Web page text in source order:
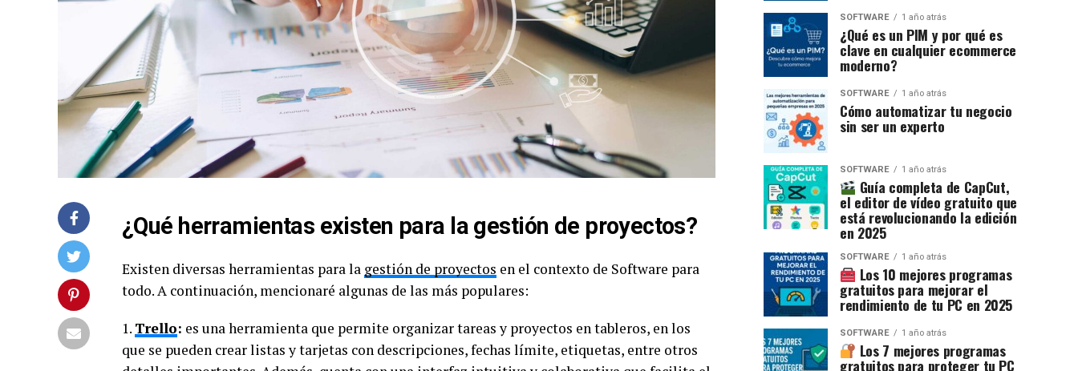
¿Qué herramientas existen para la gestión de proyectos?
Existen diversas herramientas para la gestión de proyectos en el contexto de Software para
todo. A continuación, mencionaré algunas de las más populares:
1. Trello: es una herramienta que permite organizar tareas y proyectos en tableros, en los
que se pueden crear listas y tarjetas con descripciones, fechas límite, etiquetas, entre otros
SOFTWARE 1 año atrás
¿Qué es un PIM y por qué es
clave en cualquier ecommerce
moderno?
SOFTWARE 1 año atrás
Cómo automatizar tu negocio
sin ser un experto
SOFTWARE 1 año atrás
Guía completa de CapCut,
el editor de vídeo gratuito que
está revolucionando la edición
en 2025
SOFTWARE 1 año atrás
Los 10 mejores programas
gratuitos para mejorar el
rendimiento de tu PC en 2025
SOFTWARE 1 año atrás
Los 7 mejores programas
gratuitos para proteger tu PC